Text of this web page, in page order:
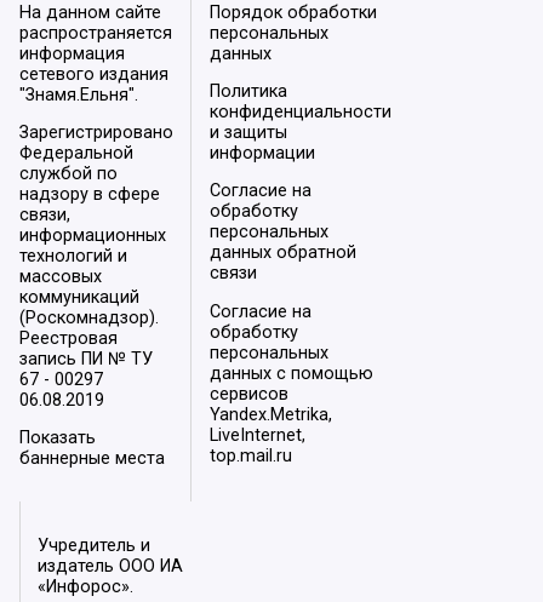
На данном сайте
распространяется
информация
сетевого издания
"Знамя.Ельня".
Зарегистрировано
Федеральной
службой по
надзору в сфере
связи,
информационных
технологий и
массовых
коммуникаций
(Роскомнадзор).
Реестровая
запись ПИ № ТУ
67 - 00297
06.08.2019
Показать
баннерные места
Порядок обработки
персональных
данных
Политика
конфиденциальности
и защиты
информации
Согласие на
обработку
персональных
данных обратной
связи
Согласие на
обработку
персональных
данных с помощью
сервисов
Yandex.Metrika,
LiveInternet,
top.mail.ru
Учредитель и
издатель ООО ИА
«Инфорос».